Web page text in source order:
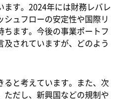
す。2024年には財務レバレ
ュフローの安定性や国際リ
ます。今後の事業ポートフ
されていますが、どのよう
と考えています。また、次
だし、新興国などの規制や